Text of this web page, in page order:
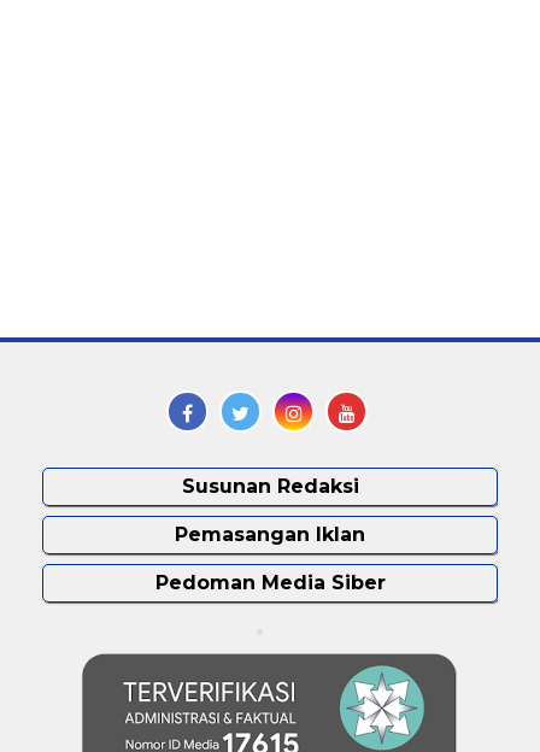
Susunan Redaksi
Pemasangan Iklan
Pedoman Media Siber